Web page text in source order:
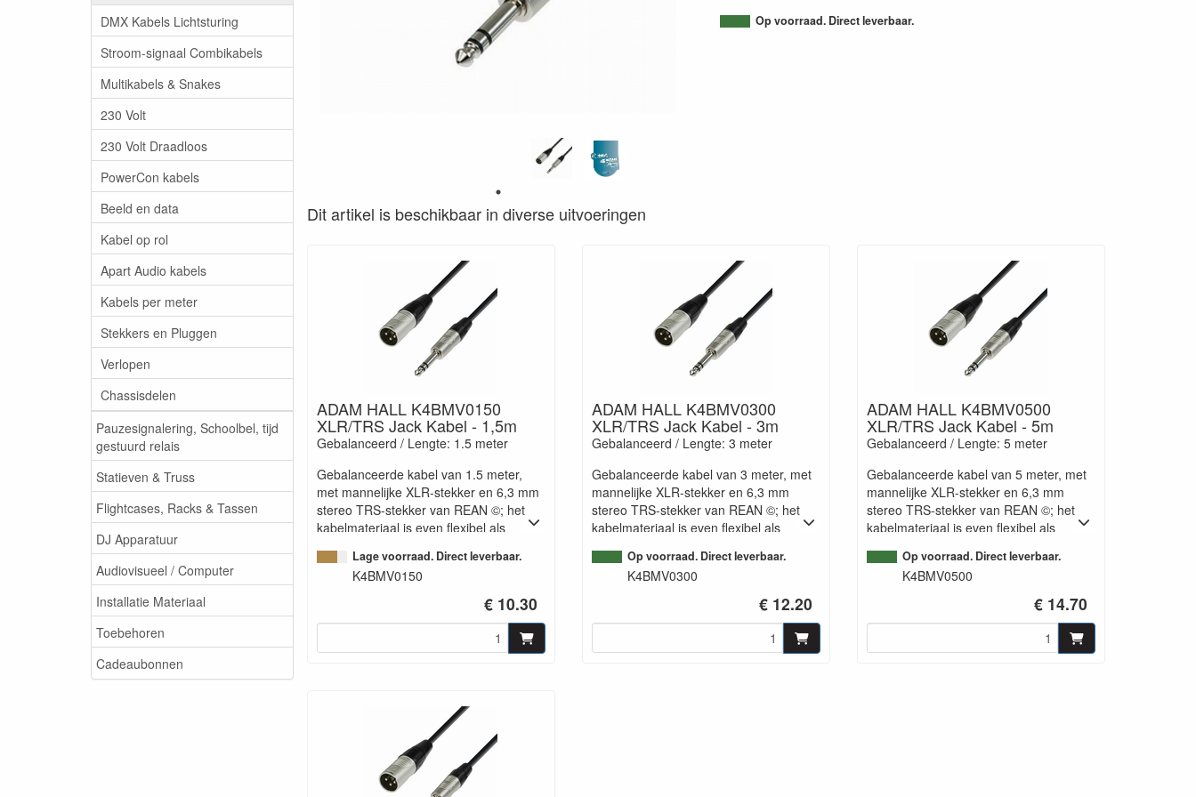
DMX Kabels Lichtsturing
Stroom-signaal Combikabels
Multikabels & Snakes
230 Volt
230 Volt Draadloos
PowerCon kabels
Beeld en data
Kabel op rol
Apart Audio kabels
Kabels per meter
Stekkers en Pluggen
Verlopen
Chassisdelen
Pauzesignalering, Schoolbel, tijd
gestuurd relais
Statieven & Truss
Flightcases, Racks & Tassen
DJ Apparatuur
Audiovisueel / Computer
Installatie Materiaal
Toebehoren
Cadeaubonnen
Op voorraad. Direct leverbaar.
Dit artikel is beschikbaar in diverse uitvoeringen
ADAM HALL K4BMV0150
XLR/TRS Jack Kabel - 1,5m
Gebalanceerd / Lengte: 1.5 meter
Gebalanceerde kabel van 1.5 meter,
met mannelijke XLR-stekker en 6,3 mm
stereo TRS-stekker van REAN ©; het
kabelmateriaal is even flexibel als
eigenschappen dankzij de strak
gevlochten afscherming. Praktisch voor
Lage voorraad. Direct leverbaar.
K4BMV0150
€ 10.30
ADAM HALL K4BMV0300
XLR/TRS Jack Kabel - 3m
Gebalanceerd / Lengte: 3 meter
Gebalanceerde kabel van 3 meter, met
mannelijke XLR-stekker en 6,3 mm
stereo TRS-stekker van REAN ©; het
kabelmateriaal is even flexibel als
eigenschappen dankzij de strak
gevlochten afscherming. Praktisch voor
Op voorraad. Direct leverbaar.
K4BMV0300
€ 12.20
ADAM HALL K4BMV0500
XLR/TRS Jack Kabel - 5m
Gebalanceerd / Lengte: 5 meter
Gebalanceerde kabel van 5 meter, met
mannelijke XLR-stekker en 6,3 mm
stereo TRS-stekker van REAN ©; het
kabelmateriaal is even flexibel als
eigenschappen dankzij de strak
gevlochten afscherming. Praktisch voor
Op voorraad. Direct leverbaar.
K4BMV0500
€ 14.70